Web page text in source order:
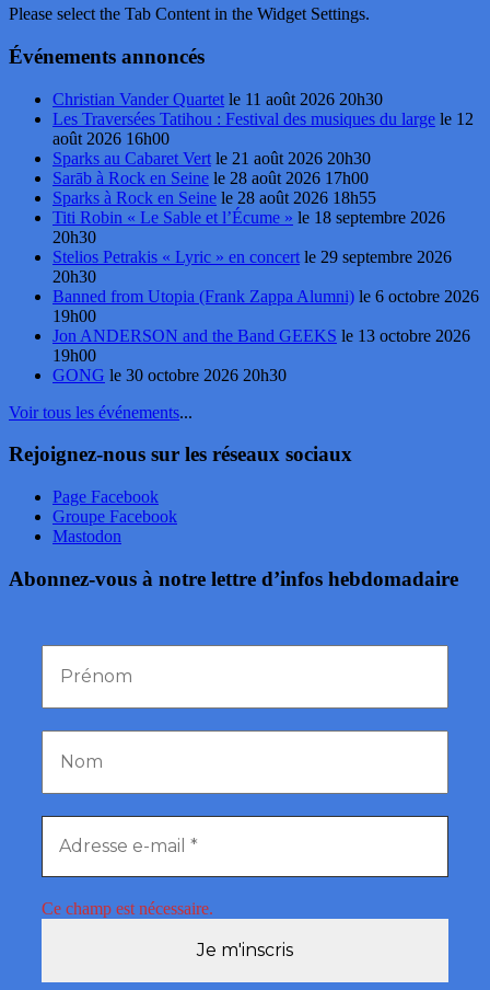
Please select the Tab Content in the Widget Settings.
Événements annoncés
Christian Vander Quartet le 11 août 2026 20h30
Les Traversées Tatihou : Festival des musiques du large le 12
août 2026 16h00
Sparks au Cabaret Vert le 21 août 2026 20h30
Sarāb à Rock en Seine le 28 août 2026 17h00
Sparks à Rock en Seine le 28 août 2026 18h55
Titi Robin « Le Sable et l’Écume » le 18 septembre 2026
20h30
Stelios Petrakis « Lyric » en concert le 29 septembre 2026
20h30
Banned from Utopia (Frank Zappa Alumni) le 6 octobre 2026
19h00
Jon ANDERSON and the Band GEEKS le 13 octobre 2026
19h00
GONG le 30 octobre 2026 20h30
Voir tous les événements...
Rejoignez-nous sur les réseaux sociaux
Page Facebook
Groupe Facebook
Mastodon
Abonnez-vous à notre lettre d’infos hebdomadaire
Ce champ est nécessaire.